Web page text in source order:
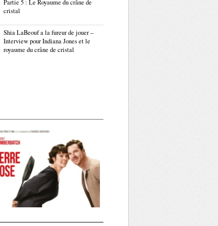
Partie 5 : Le Royaume du crâne de
cristal
Shia LaBeouf a la fureur de jouer –
Interview pour Indiana Jones et le
royaume du crâne de cristal